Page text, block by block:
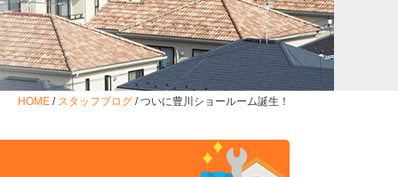
HOME / スタッフブログ /ついに豊川ショールーム誕生！